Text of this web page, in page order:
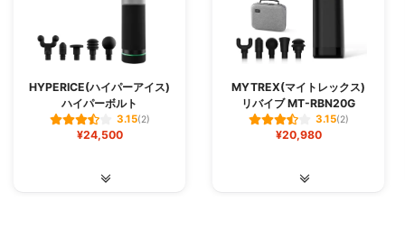
HYPERICE(ハイパーアイス)
ハイパーボルト
3.15(2)
¥24,500
MYTREX(マイトレックス)
リバイブ MT-RBN20G
3.15(2)
¥20,980